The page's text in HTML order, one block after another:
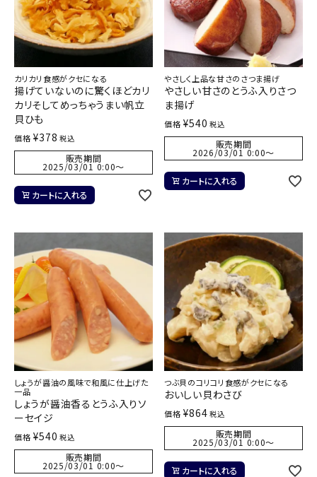
カリカリ食感がクセになる
揚げていないのに驚くほどカリ
カリそしてめっちゃうまい帆立
貝ひも
価格 ¥378 税込
販売期間
2025/03/01 0:00〜
カートに入れる
やさしく上品な甘さのさつま揚げ
やさしい甘さのとうふ入りさつ
ま揚げ
価格 ¥540 税込
販売期間
2026/03/01 0:00〜
カートに入れる
しょうが醤油の風味で和風に仕上げた
一品
しょうが醤油香るとうふ入りソ
ーセイジ
価格 ¥540 税込
販売期間
2025/03/01 0:00〜
つぶ貝のコリコリ食感がクセになる
おいしい貝わさび
価格 ¥864 税込
販売期間
2025/03/01 0:00〜
カートに入れる